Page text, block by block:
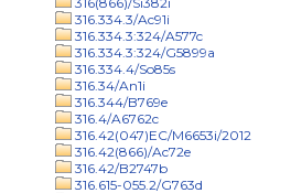
316.334.3/Ac91i
316.334.3:324/A577c
316.334.3:324/G5899a
316.334.4/So85s
316.34/An1i
316.344/B769e
316.4/A6762c
316.42(047)EC/M6653i/2012
316.42(866)/Ac72e
316.42/B2747b
316.615-055.2/G763d